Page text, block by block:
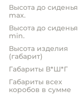
Высота до сиденья
max.
Высота до сиденья
min.
Высота изделия
(габарит)
Габариты В*Ш*Г
Габариты всех
коробов в сумме